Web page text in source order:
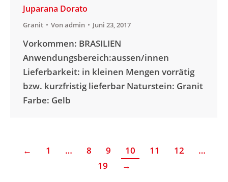
Juparana Dorato
Granit Vonadmin Juni 23, 2017
Vorkommen: BRASILIEN
Anwendungsbereich:aussen/innen
Lieferbarkeit: in kleinen Mengen vorrätig
bzw. kurzfristig lieferbar Naturstein: Granit
Farbe: Gelb
← 1 … 8 9 10 11 12
…
19
→